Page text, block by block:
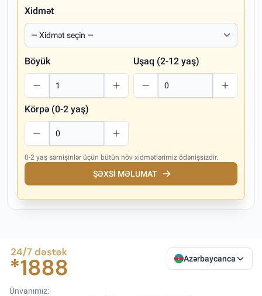
Xidmət
Böyük Uşaq (2-12 yaş)
Körpə (0-2 yaş)
0-2 yaş sərnişinlər üçün bütün növ xidmətlərimiz ödənişsizdir.
ŞƏXSI MƏLUMAT
Azərbaycanca
Ünvanımız: